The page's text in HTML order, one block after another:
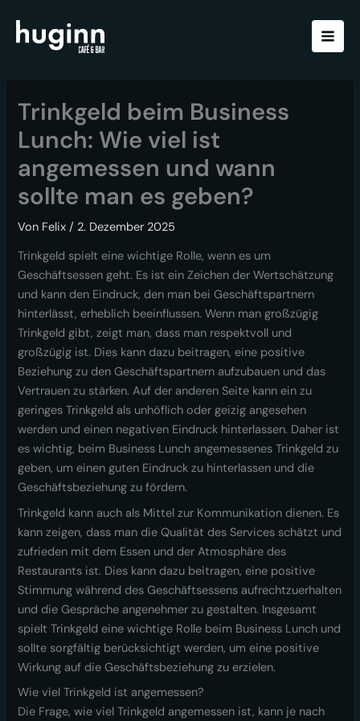
Inhalt
springen
Trinkgeld beim Business
Lunch: Wie viel ist
angemessen und wann
sollte man es geben?
Von Felix/ 2. Dezember 2025
Trinkgeld spielt eine wichtige Rolle, wenn es um
Geschäftsessen geht. Es ist ein Zeichen der Wertschätzung
und kann den Eindruck, den man bei Geschäftspartnern
hinterlässt, erheblich beeinflussen. Wenn man großzügig
Trinkgeld gibt, zeigt man, dass man respektvoll und
großzügig ist. Dies kann dazu beitragen, eine positive
Beziehung zu den Geschäftspartnern aufzubauen und das
Vertrauen zu stärken. Auf der anderen Seite kann ein zu
geringes Trinkgeld als unhöflich oder geizig angesehen
werden und einen negativen Eindruck hinterlassen. Daher ist
es wichtig, beim Business Lunch angemessenes Trinkgeld zu
geben, um einen guten Eindruck zu hinterlassen und die
Geschäftsbeziehung zu fördern.
Trinkgeld kann auch als Mittel zur Kommunikation dienen. Es
kann zeigen, dass man die Qualität des Services schätzt und
zufrieden mit dem Essen und der Atmosphäre des
Restaurants ist. Dies kann dazu beitragen, eine positive
Stimmung während des Geschäftsessens aufrechtzuerhalten
und die Gespräche angenehmer zu gestalten. Insgesamt
spielt Trinkgeld eine wichtige Rolle beim Business Lunch und
sollte sorgfältig berücksichtigt werden, um eine positive
Wirkung auf die Geschäftsbeziehung zu erzielen.
Wie viel Trinkgeld ist angemessen?
Die Frage, wie viel Trinkgeld angemessen ist, kann je nach